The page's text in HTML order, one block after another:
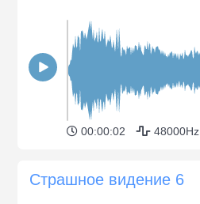
00:00:02 48000Hz
Страшное видение 6